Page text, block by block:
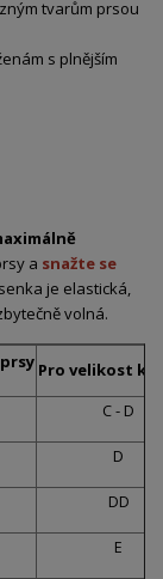
tvarům prsou
s plnějším
a snažte se
je elastická,
volná.
Pro velikost
C - D
D
DD
E